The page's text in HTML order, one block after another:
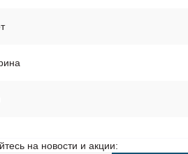
на новости и акции: